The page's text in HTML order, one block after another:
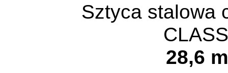
Sztyca stalowa
28,6